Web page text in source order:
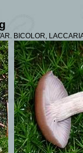
BICOLOR,